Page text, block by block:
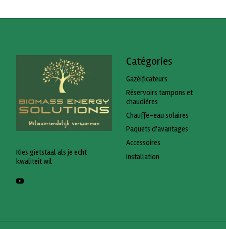
Kies gietstaal als je echt
kwaliteit wil
Catégories
Gazéificateurs
Réservoirs tampons et
chaudières
Chauffe-eau solaires
Paquets d'avantages
Accessoires
Installation